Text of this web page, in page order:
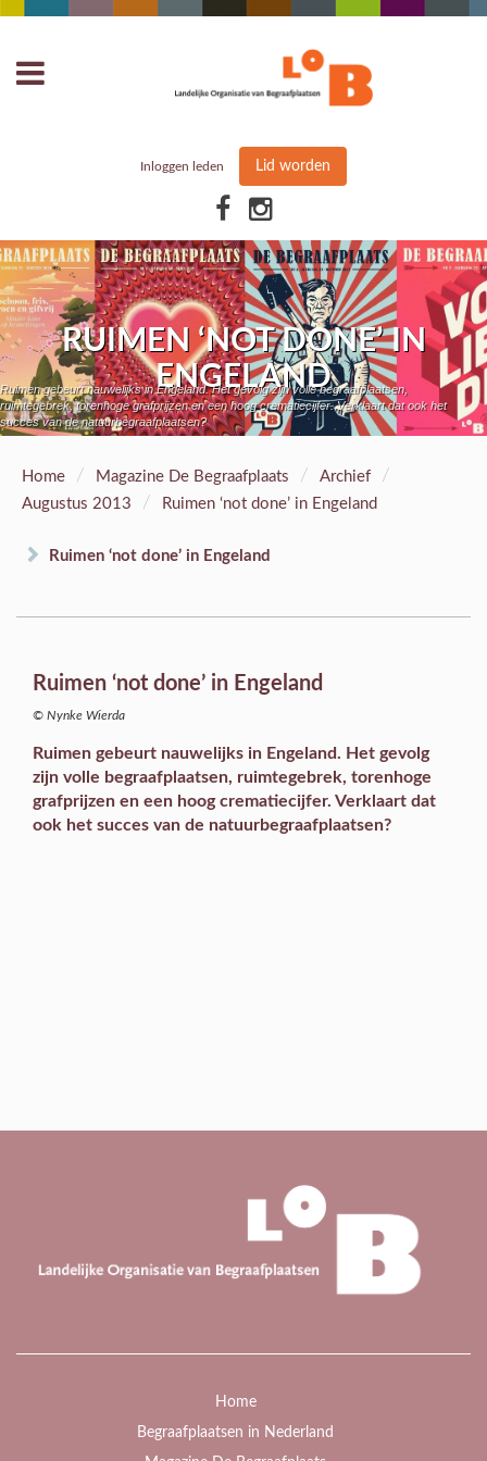
Inloggen leden Lid worden
RUIMEN ‘NOT DONE’ IN
ENGELAND
Ruimen gebeurt nauwelijks in Engeland. Het gevolg zijn volle begraafplaatsen,
ruimtegebrek, torenhoge grafprijzen en een hoog crematiecijfer. Verklaart dat ook het
succes van de natuurbegraafplaatsen?
Home / Magazine De Begraafplaats / Archief /
Augustus 2013 / Ruimen ‘not done’ in Engeland
Ruimen ‘not done’ in Engeland
Ruimen ‘not done’ in Engeland
© Nynke Wierda
Ruimen gebeurt nauwelijks in Engeland. Het gevolg
zijn volle begraafplaatsen, ruimtegebrek, torenhoge
grafprijzen en een hoog crematiecijfer. Verklaart dat
ook het succes van de natuurbegraafplaatsen?
Home
Begraafplaatsen in Nederland